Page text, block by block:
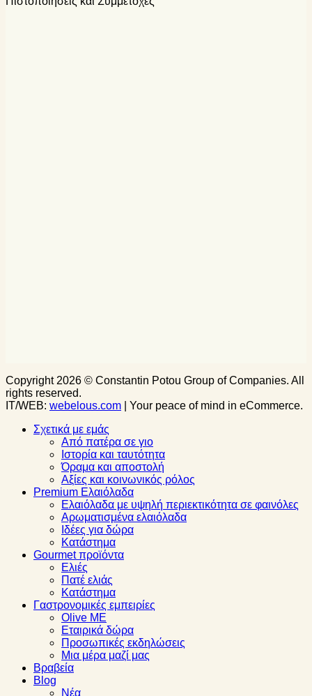
Copyright 2026 © Constantin Potou Group of Companies. All
rights reserved.
IT/WEB: webelous.com | Your peace of mind in eCommerce.
Σχετικά με εμάς
Από πατέρα σε γιο
Ιστορία και ταυτότητα
Όραμα και αποστολή
Αξίες και κοινωνικός ρόλος
Premium Ελαιόλαδα
Ελαιόλαδα με υψηλή περιεκτικότητα σε φαινόλες
Αρωματισμένα ελαιόλαδα
Ιδέες για δώρα
Κατάστημα
Gourmet προϊόντα
Ελιές
Πατέ ελιάς
Κατάστημα
Γαστρονομικές εμπειρίες
Olive ME
Εταιρικά δώρα
Προσωπικές εκδηλώσεις
Μια μέρα μαζί μας
Βραβεία
Blog
Νέα